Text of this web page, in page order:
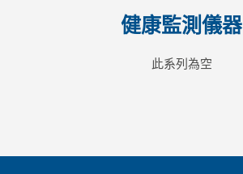
健康監測儀器
此系列為空